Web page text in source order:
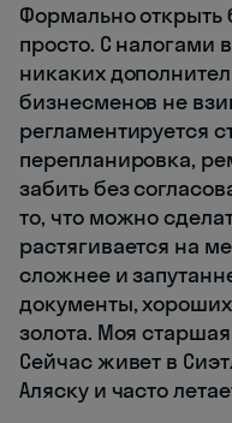
Формально открыть
просто. С налогами
никаких
бизнесменов не
регламентируется
перепланировка,
забить без
то, что можно
растягивается на
сложнее и
документы,
золота. Моя
Сейчас живет в
Аляску и часто